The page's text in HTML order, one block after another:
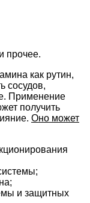
прочее.
как рутин,
сосудов,
Применение
получить
Оно может
и защитных